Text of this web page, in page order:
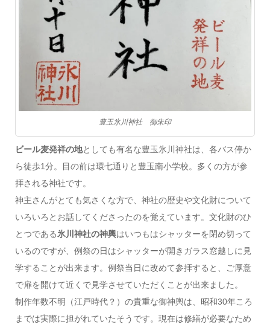
豊玉氷川神社 御朱印
ビール麦発祥の地としても有名な豊玉氷川神社は、各バス停か
ら徒歩1分。目の前は環七通りと豊玉南小学校。多くの方が参
拝される神社です。
神主さんがとても気さくな方で、神社の歴史や文化財について
いろいろとお話してくださったのを覚えています。文化財のひ
とつである氷川神社の神輿はいつもはシャッターを閉め切って
いるのですが、例祭の日はシャッターが開きガラス窓越しに見
学することが出来ます。例祭当日に改めて参拝すると、ご厚意
で扉を開けて近くで見学させていただくことが出来ました。
制作年数不明（江戸時代？）の貴重な御神輿は、昭和30年ころ
までは実際に担がれていたそうです。現在は修繕が必要なため